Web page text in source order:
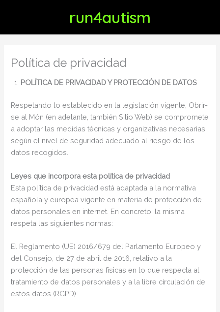
run4autism
Política de privacidad
POLÍTICA DE PRIVACIDAD Y PROTECCIÓN DE DATOS
Respetando lo establecido en la legislación vigente, Obrir-
se al Món (en adelante, también Sitio Web) se compromete
a adoptar las medidas técnicas y organizativas necesarias,
según el nivel de seguridad adecuado al riesgo de los
datos recogidos.
Leyes que incorpora esta política de privacidad
Esta política de privacidad está adaptada a la normativa
española y europea vigente en materia de protección de
datos personales en internet. En concreto, la misma
respeta las siguientes normas:
El Reglamento (UE) 2016/679 del Parlamento Europeo y
del Consejo, de 27 de abril de 2016, relativo a la
protección de las personas físicas en lo que respecta al
tratamiento de datos personales y a la libre circulación de
estos datos (RGPD).